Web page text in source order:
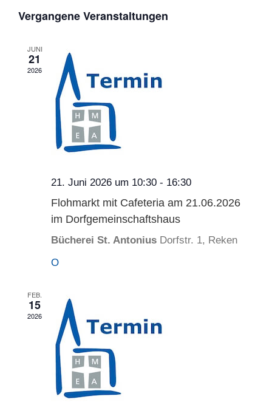
wählen.
Vergangene Veranstaltungen
JUNI
21
2026
21. Juni 2026 um 10:30 - 16:30
Flohmarkt mit Cafeteria am 21.06.2026
im Dorfgemeinschaftshaus
Bücherei St. Antonius Dorfstr. 1, Reken
O
FEB.
15
2026